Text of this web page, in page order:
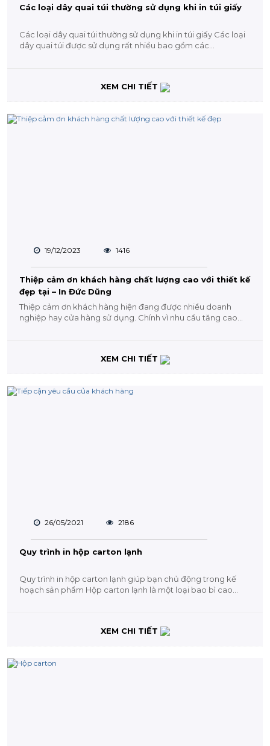
Các loại dây quai túi thường sử dụng khi in túi giấy
Các loại dây quai túi thường sử dụng khi in túi giấy Các loại
dây quai túi được sử dụng rất nhiều bao gồm các...
XEM CHI TIẾT
19/12/2023 1416
Thiệp cảm ơn khách hàng chất lượng cao với thiết kế
đẹp tại – In Đức Dũng
Thiệp cảm ơn khách hàng hiện đang được nhiều doanh
nghiệp hay cửa hàng sử dụng. Chính vì nhu cầu tăng cao
XEM CHI TIẾT
26/05/2021 2186
Quy trình in hộp carton lạnh
Quy trình in hộp carton lạnh giúp bạn chủ động trong kế
hoạch sản phẩm Hộp carton lạnh là một loại bao bì cao
XEM CHI TIẾT